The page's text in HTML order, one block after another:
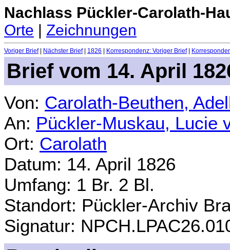
Nachlass Pückler-Carolath-
Orte | Zeichnungen
Voriger Brief| Nächster Brief| 1826 Korrespondenz: Voriger Brief|
Brief vom 14. April
Von: Carolath-Beuthen,
An: Pückler-Muskau, Lucie
Ort: Carolath
Datum: 14. April 1826
Umfang: 1 Br. 2 Bl.
Standort: Pückler-Archiv
Signatur: